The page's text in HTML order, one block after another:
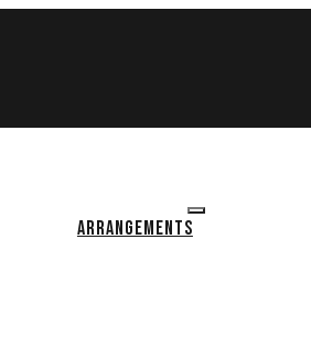
Arrangements